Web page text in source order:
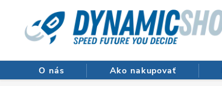
O nás Ako nakupovať